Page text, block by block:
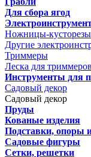
Для сбора ягод
Ножницы-кусторезы
Другие
Триммеры
Леска для триммеров
Инструменты для
Садовый декор
Садовый декор
Пруды
Кованые изделия
Подставки, опоры
Садовые фигуры
Сетки, решетки